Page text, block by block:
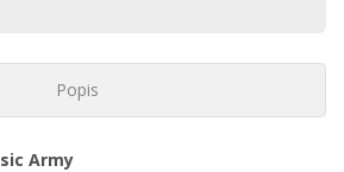
Popis
Army